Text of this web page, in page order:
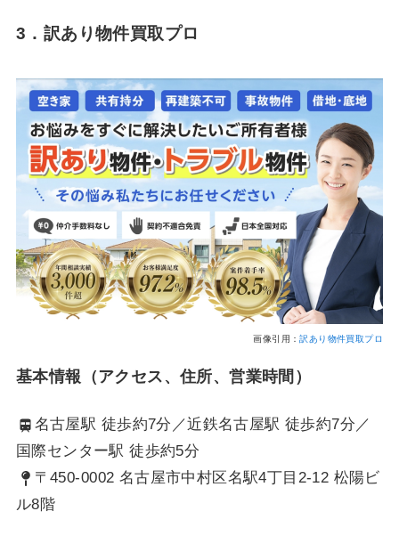
3．訳あり物件買取プロ
画像引用：訳あり物件買取プロ
基本情報（アクセス、住所、営業時間）
名古屋駅 徒歩約7分／近鉄名古屋駅 徒歩約7分／
国際センター駅 徒歩約5分
〒450-0002 名古屋市中村区名駅4丁目2-12 松陽ビ
ル8階